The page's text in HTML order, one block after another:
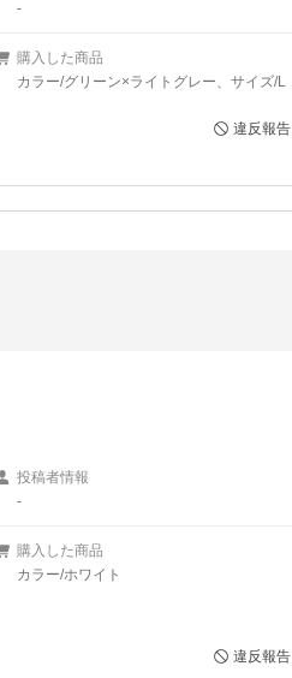
-
購入した商品
カラー/グリーン×ライトグレー、サイズ/L
違反報告
投稿者情報
-
購入した商品
カラー/ホワイト
違反報告